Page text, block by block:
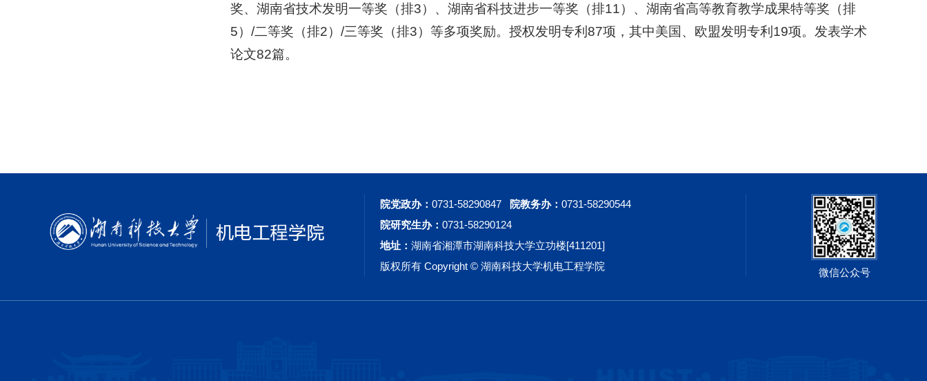
奖、湖南省技术发明一等奖（排3）、湖南省科技进步一等奖（排11）、湖南省高等教育教学成果特等奖（排
5）/二等奖（排2）/三等奖（排3）等多项奖励。授权发明专利87项，其中美国、欧盟发明专利19项。发表学术
论文82篇。
院党政办：0731-58290847 院教务办：0731-58290544
院研究生办：0731-58290124
地址：湖南省湘潭市湖南科技大学立功楼[411201]
版权所有 Copyright © 湖南科技大学机电工程学院
微信公众号